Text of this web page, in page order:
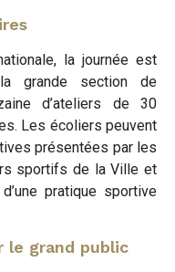
la journée est
grande section de
d’ateliers de 30
Les écoliers peuvent
présentées par les
sportifs de la Ville et
pratique sportive
le grand public